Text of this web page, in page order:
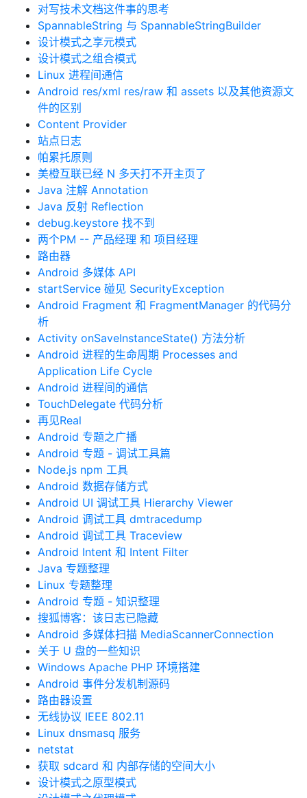
对写技术文档这件事的思考
SpannableString 与 SpannableStringBuilder
设计模式之享元模式
设计模式之组合模式
Linux 进程间通信
Android res/xml res/raw 和 assets 以及其他资源文
件的区别
Content Provider
站点日志
帕累托原则
美橙互联已经 N 多天打不开主页了
Java 注解 Annotation
Java 反射 Reflection
debug.keystore 找不到
两个PM -- 产品经理 和 项目经理
路由器
Android 多媒体 API
startService 碰见 SecurityException
Android Fragment 和 FragmentManager 的代码分
析
Activity onSaveInstanceState() 方法分析
Android 进程的生命周期 Processes and
Application Life Cycle
Android 进程间的通信
TouchDelegate 代码分析
再见Real
Android 专题之广播
Android 专题 - 调试工具篇
Node.js npm 工具
Android 数据存储方式
Android UI 调试工具 Hierarchy Viewer
Android 调试工具 dmtracedump
Android 调试工具 Traceview
Android Intent 和 Intent Filter
Java 专题整理
Linux 专题整理
Android 专题 - 知识整理
搜狐博客：该日志已隐藏
Android 多媒体扫描 MediaScannerConnection
关于 U 盘的一些知识
Windows Apache PHP 环境搭建
Android 事件分发机制源码
路由器设置
无线协议 IEEE 802.11
Linux dnsmasq 服务
netstat
获取 sdcard 和 内部存储的空间大小
设计模式之原型模式